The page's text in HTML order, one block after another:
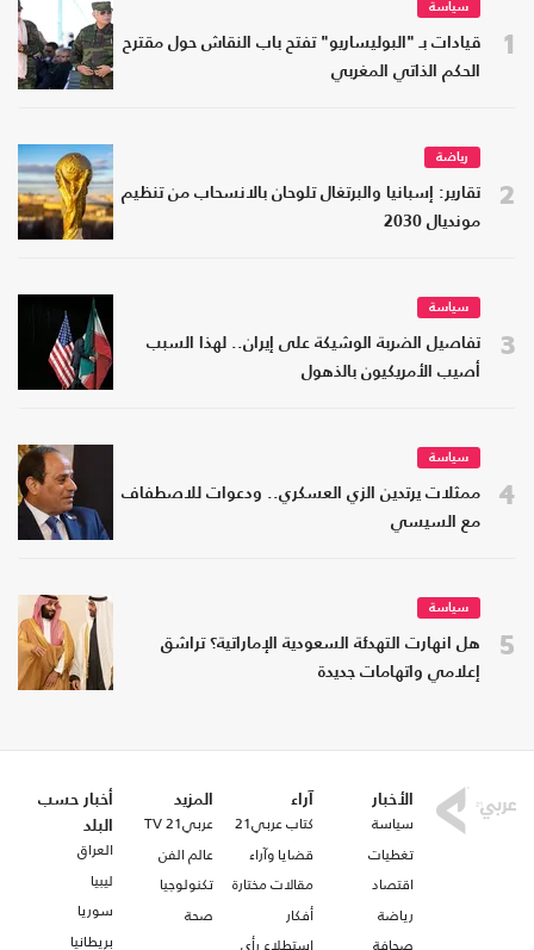
1
سياسة
قيادات بـ "البوليساريو" تفتح باب النقاش حول مقترح
الحكم الذاتي المغربي
2
رياضة
تقارير: إسبانيا والبرتغال تلوحان بالانسحاب من تنظيم
مونديال 2030
3
سياسة
تفاصيل الضربة الوشيكة على إيران.. لهذا السبب
أصيب الأمريكيون بالذهول
4
سياسة
ممثلات يرتدين الزي العسكري.. ودعوات للاصطفاف
مع السيسي
5
سياسة
هل انهارت التهدئة السعودية الإماراتية؟ تراشق
إعلامي واتهامات جديدة
الأخبار
سياسة
تغطيات
اقتصاد
رياضة
آراء
كتاب عربي21
قضايا وآراء
مقالات مختارة
أفكار
المزيد
عربي21 TV
عالم الفن
تكنولوجيا
صحة
أخبار حسب
البلد
العراق
ليبيا
سوريا
بريطانيا